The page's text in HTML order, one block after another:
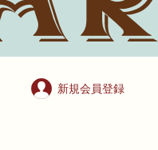
新規会員登録